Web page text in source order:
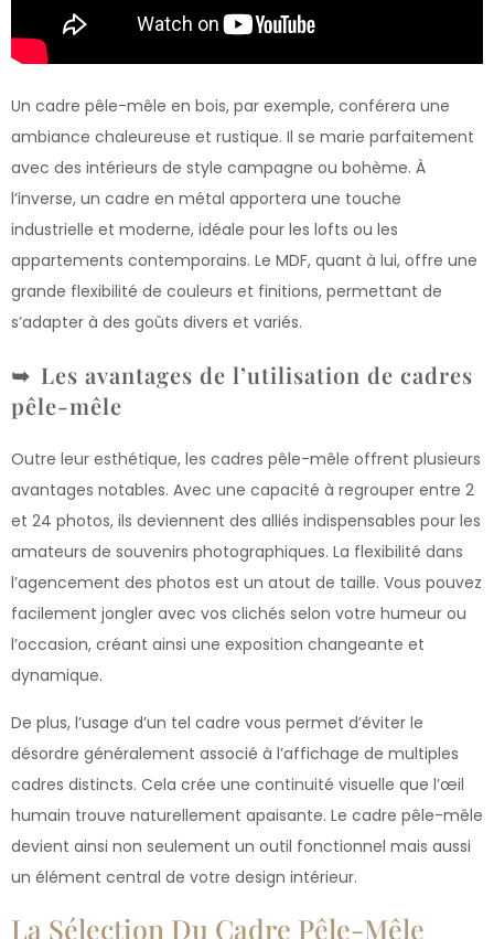
Un cadre pêle-mêle en bois, par exemple, conférera une
ambiance chaleureuse et rustique. Il se marie parfaitement
avec des intérieurs de style campagne ou bohème. À
l’inverse, un cadre en métal apportera une touche
industrielle et moderne, idéale pour les lofts ou les
appartements contemporains. Le MDF, quant à lui, offre une
grande flexibilité de couleurs et finitions, permettant de
s’adapter à des goûts divers et variés.
Les avantages de l’utilisation de cadres
pêle-mêle
Outre leur esthétique, les cadres pêle-mêle offrent plusieurs
avantages notables. Avec une capacité à regrouper entre 2
et 24 photos, ils deviennent des alliés indispensables pour les
amateurs de souvenirs photographiques. La flexibilité dans
l’agencement des photos est un atout de taille. Vous pouvez
facilement jongler avec vos clichés selon votre humeur ou
l’occasion, créant ainsi une exposition changeante et
dynamique.
De plus, l’usage d’un tel cadre vous permet d’éviter le
désordre généralement associé à l’affichage de multiples
cadres distincts. Cela crée une continuité visuelle que l’œil
humain trouve naturellement apaisante. Le cadre pêle-mêle
devient ainsi non seulement un outil fonctionnel mais aussi
un élément central de votre design intérieur.
La Sélection Du Cadre Pêle-Mêle